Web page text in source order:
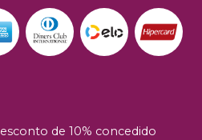
de 10% concedido